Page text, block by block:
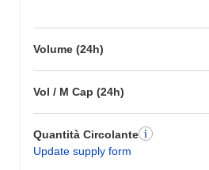
Volume (24h)
Vol / M Cap (24h)
Quantità Circolante
Update supply form